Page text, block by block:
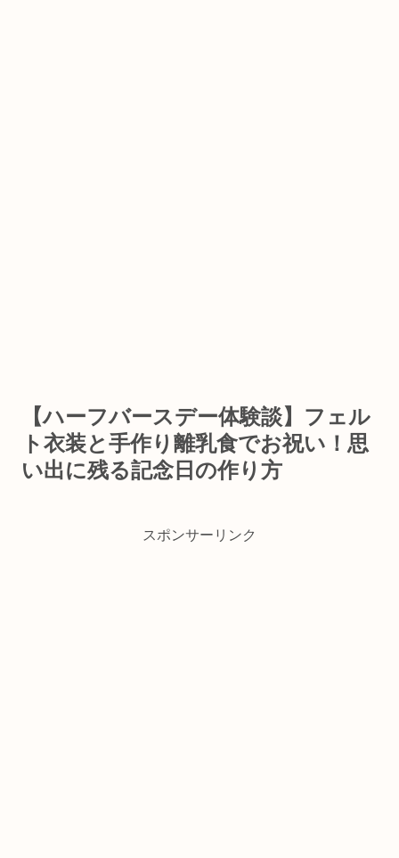
【ハーフバースデー体験談】フェル
ト衣装と手作り離乳食でお祝い！思
い出に残る記念日の作り方
スポンサーリンク